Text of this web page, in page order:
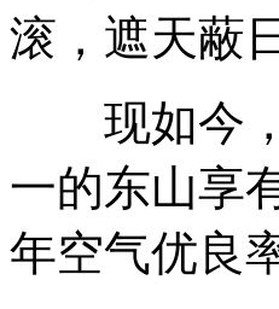
滚，遮天蔽
现如今，
一的东山享
年空气优良